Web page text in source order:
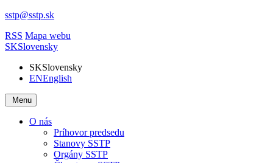
sstp@sstp.sk
RSS Mapa webu
SKSlovensky
SKSlovensky
ENEnglish
Menu
O nás
Príhovor predsedu
Stanovy SSTP
Orgány SSTP